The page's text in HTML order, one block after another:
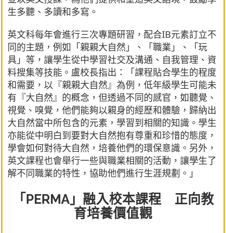
生多聽、多讀和多寫。
英文科每年會進行三次專題研習，配合IB元素訂立不
同的主題，例如「親親大自然」、「職業」、「玩
具」等，讓學生從中學習社交及溝通、自我管理、資
料搜集等技能。盧校長指出：「課程貼合學生的程度
和需要，以『親親大自然』為例，低年級學生可能未
有『大自然』的概念，但透過不同的感官，如聽覺、
視覺、嗅覺，他們能夠以親身的經歷和體驗，歸納出
大自然當中所包含的元素，學習到相關的知識。學生
亦能從中明白到要對大自然抱有尊重和珍惜的態度，
學會如何對待大自然，培養他們的環保意識。另外，
英文課程也會舉行一些與職業相關的活動，讓學生了
解不同職業的特性，協助他們進行生涯規劃。」
「PERMA」融入校本課程 正向教
育培養價值觀